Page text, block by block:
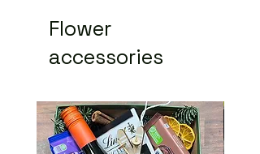
prostu w formie uroczej
Kwiaty Kraków.
Flower
accessories